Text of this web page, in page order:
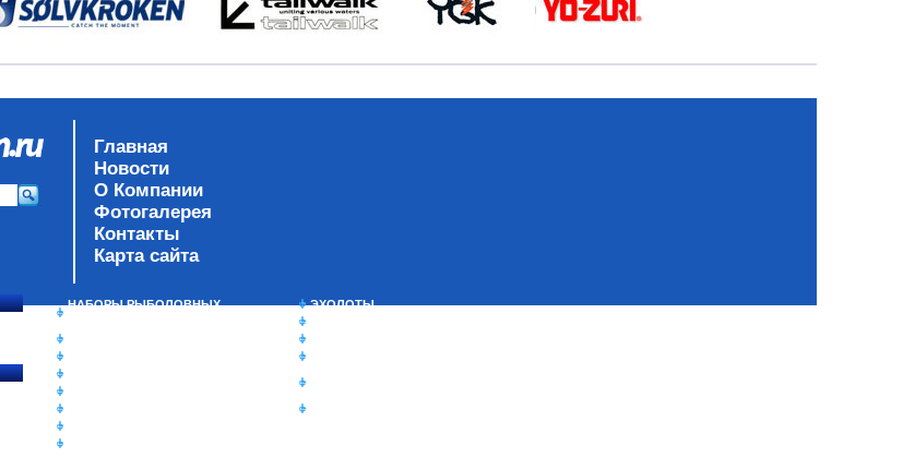
Главная
Новости
О Компании
Фотогалерея
Контакты
Карта сайта
НАБОРЫ РЫБОЛОВНЫХ
ЭХОЛОТЫ